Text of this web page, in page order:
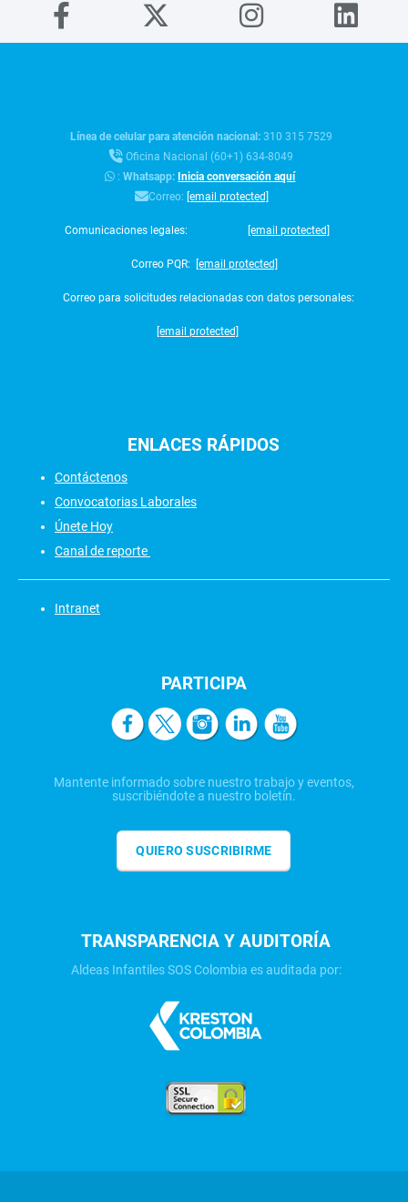
Línea de celular para atención nacional:310 315 7529
Oficina Nacional (60+1) 634-8049
:Whatsapp: Inicia conversación aquí
Correo: [email protected]
Comunicaciones legales: [email protected]
Correo PQR: [email protected]
Correo para solicitudes relacionadas con datos personales:
[email protected]
ENLACES RÁPIDOS
Contáctenos
Convocatorias Laborales
Únete Hoy
Canal de reporte
Intranet
PARTICIPA
Mantente informado sobre nuestro trabajo y eventos,
suscribiéndote a nuestro boletín.
QUIERO SUSCRIBIRME
TRANSPARENCIA Y AUDITORÍA
Aldeas Infantiles SOS Colombia es auditada por: